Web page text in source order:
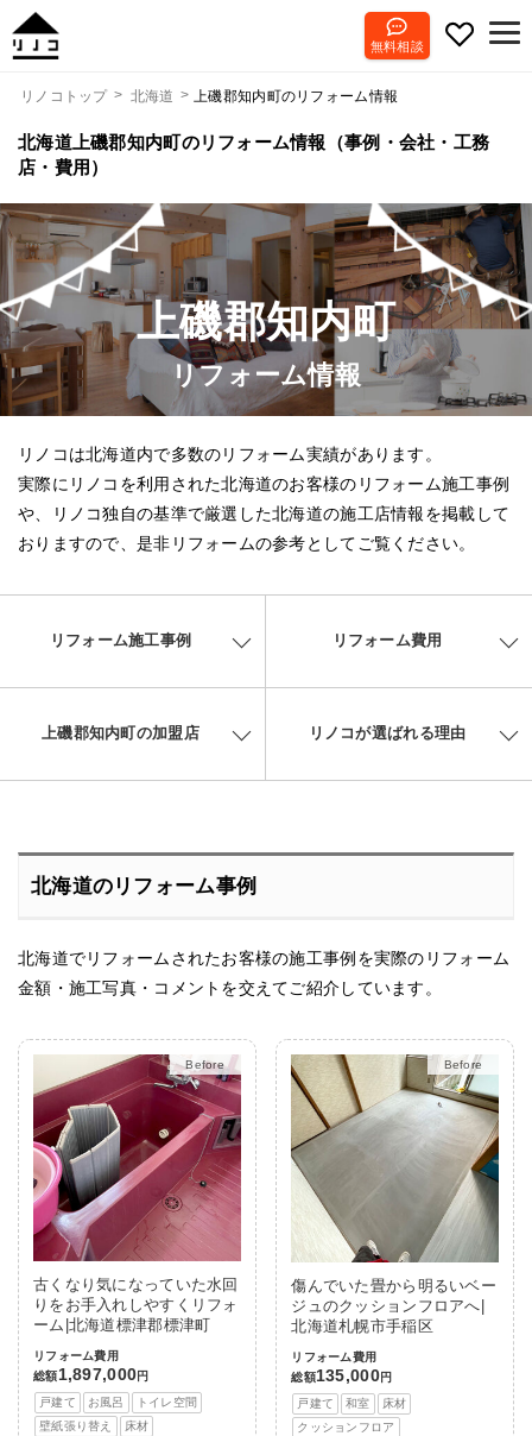
無料相談
リノコトップ 北海道 上磯郡知内町のリフォーム情報
北海道上磯郡知内町のリフォーム情報（事例・会社・工務
店・費用）
上磯郡知内町
リフォーム情報
リノコは北海道内で多数のリフォーム実績があります。
実際にリノコを利用された北海道のお客様のリフォーム施工事例
や、リノコ独自の基準で厳選した北海道の施工店情報を掲載して
おりますので、是非リフォームの参考としてご覧ください。
リフォーム施工事例 リフォーム費用
上磯郡知内町の加盟店 リノコが選ばれる理由
北海道のリフォーム事例
北海道でリフォームされたお客様の施工事例を実際のリフォーム
金額・施工写真・コメントを交えてご紹介しています。
After
古くなり気になっていた水回
りをお手入れしやすくリフォ
ーム|北海道標津郡標津町
リフォーム費用
総額1,897,000円
戸建て
お風呂
トイレ空間
壁紙張り替え
床材
After
傷んでいた畳から明るいベー
ジュのクッションフロアへ|
北海道札幌市手稲区
リフォーム費用
総額135,000円
戸建て
和室
床材
クッションフロア